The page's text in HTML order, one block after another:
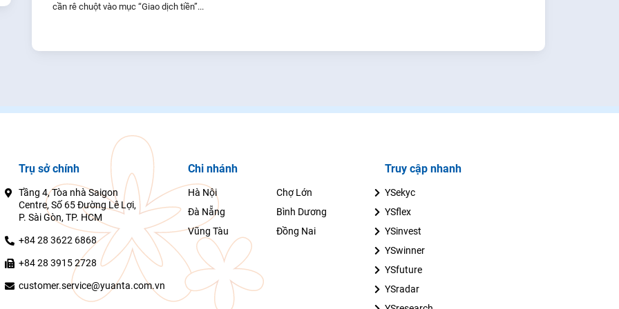
cần rê chuột vào mục “Giao dịch tiền”...
Trụ sở chính
Tầng 4, Tòa nhà Saigon
Centre, Số 65 Đường Lê Lợi,
P. Sài Gòn, TP. HCM
+84 28 3622 6868
+84 28 3915 2728
customer.service@yuanta.com.vn
Chi nhánh
Hà Nội
Chợ Lớn
Đà Nẵng
Bình Dương
Vũng Tàu
Đồng Nai
Truy cập nhanh
YSekyc
YSflex
YSinvest
YSwinner
YSfuture
YSradar